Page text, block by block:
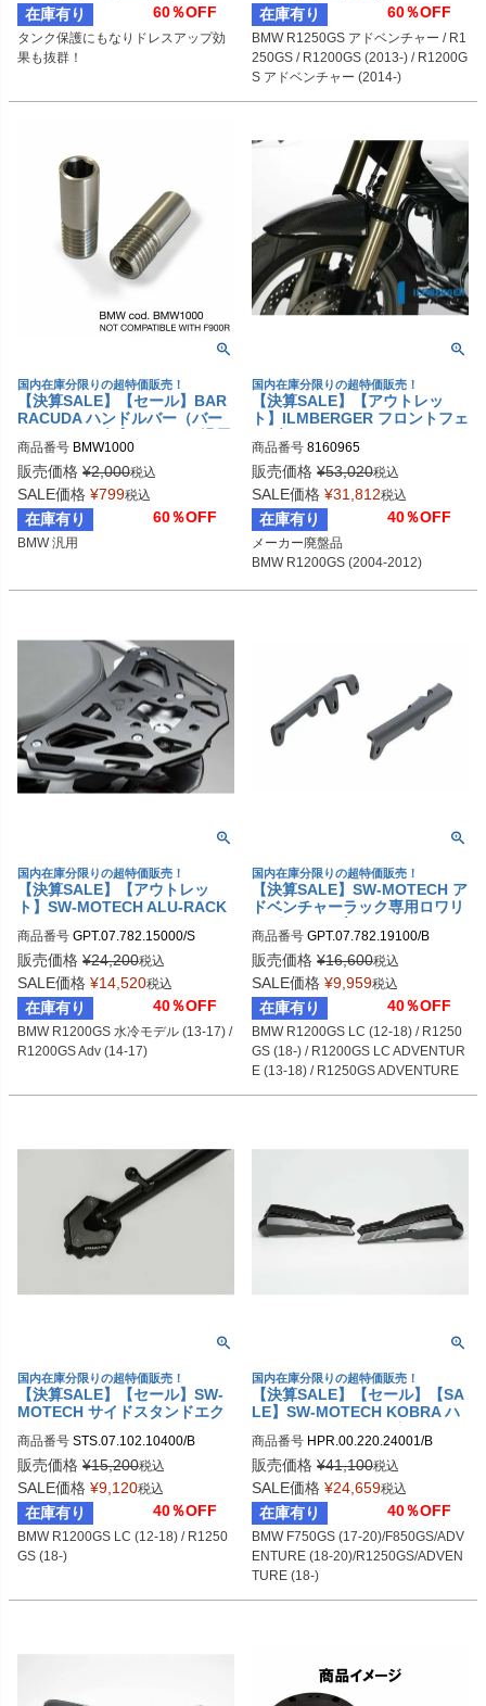
在庫有り 60％OFF
タンク保護にもなりドレスアップ効
果も抜群！
在庫有り 60％OFF
BMW R1250GS アドベンチャー / R1
250GS / R1200GS (2013-) / R1200G
S アドベンチャー (2014-)
国内在庫分限りの超特価販売！
【決算SALE】【セール】BAR
RACUDA ハンドルバー（バー
商品番号 BMW1000
販売価格 ¥2,000税込
SALE価格 ¥799税込
在庫有り 60％OFF
BMW 汎用
国内在庫分限りの超特価販売！
【決算SALE】【アウトレッ
ト】ILMBERGER フロントフェ
2012)
商品番号 8160965
販売価格 ¥53,020税込
SALE価格 ¥31,812税込
在庫有り 40％OFF
メーカー廃盤品
BMW R1200GS (2004-2012)
国内在庫分限りの超特価販売！
【決算SALE】【アウトレッ
ト】SW-MOTECH ALU-RACK
水冷モデル (13-17) / R1200GS
Adv (14-17) シルバー
商品番号 GPT.07.782.15000/S
sw_GPT_07_782_15000S
販売価格 ¥24,200税込
SALE価格 ¥14,520税込
在庫有り 40％OFF
BMW R1200GS 水冷モデル (13-17) /
R1200GS Adv (14-17)
国内在庫分限りの超特価販売！
【決算SALE】SW-MOTECH ア
ドベンチャーラック専用ロワリ
00GS LC (12-18) / R1250GS
(18-) / R1200GS LC ADVENTU
RE (13-18) / R1250GS ADVEN
TURE (18-) | GPT.07.782.1910
0/B
商品番号 GPT.07.782.19100/B
sw_GPT_07_782_19100B
販売価格 ¥16,600税込
SALE価格 ¥9,959税込
在庫有り 40％OFF
BMW R1200GS LC (12-18) / R1250
GS (18-) / R1200GS LC ADVENTUR
E (13-18) / R1250GS ADVENTURE
国内在庫分限りの超特価販売！
【決算SALE】【セール】SW-
MOTECH サイドスタンドエク
LC (12-18) / R1250GS (18-) | S
TS.07.102.10400/B
商品番号 STS.07.102.10400/B
sw_STS_07_102_10400B
販売価格 ¥15,200税込
SALE価格 ¥9,120税込
在庫有り 40％OFF
BMW R1200GS LC (12-18) / R1250
GS (18-)
国内在庫分限りの超特価販売！
【決算SALE】【セール】【SA
LE】SW-MOTECH KOBRA ハ
ウントタイプ) BMW F750GS/F
850GS/R1250GS
商品番号 HPR.00.220.24001/B
sw_HPR_00_220_24001B
販売価格 ¥41,100税込
SALE価格 ¥24,659税込
在庫有り 40％OFF
BMW F750GS (17-20)/F850GS/ADV
ENTURE (18-20)/R1250GS/ADVEN
TURE (18-)